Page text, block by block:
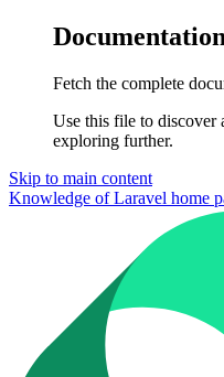
Fetch the complete
Use this file to discover
exploring further.
Skip to main content
Knowledge of Laravel home